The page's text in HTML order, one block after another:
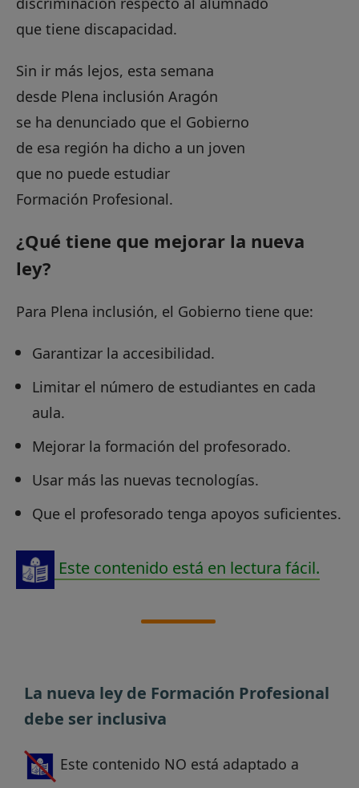
que tiene discapacidad.
Sin ir más lejos, esta semana
desde Plena inclusión Aragón
se ha denunciado que el Gobierno
de esa región ha dicho a un joven
que no puede estudiar
Formación Profesional.
¿Qué tiene que mejorar la nueva
ley?
Para Plena inclusión, el Gobierno tiene que:
Garantizar la accesibilidad.
Limitar el número de estudiantes en cada
aula.
Mejorar la formación del profesorado.
Usar más las nuevas tecnologías.
Que el profesorado tenga apoyos suficientes.
Este contenido está en lectura fácil.
La nueva ley de Formación Profesional
debe ser inclusiva
Este contenido NO está adaptado a